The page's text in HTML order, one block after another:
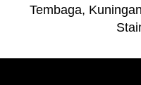
Tembaga,